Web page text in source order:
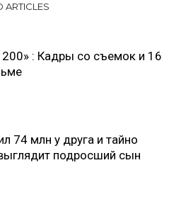
ARTICLES
: Кадры со съемок и 16
74 млн у друга и тайно
подросший сын